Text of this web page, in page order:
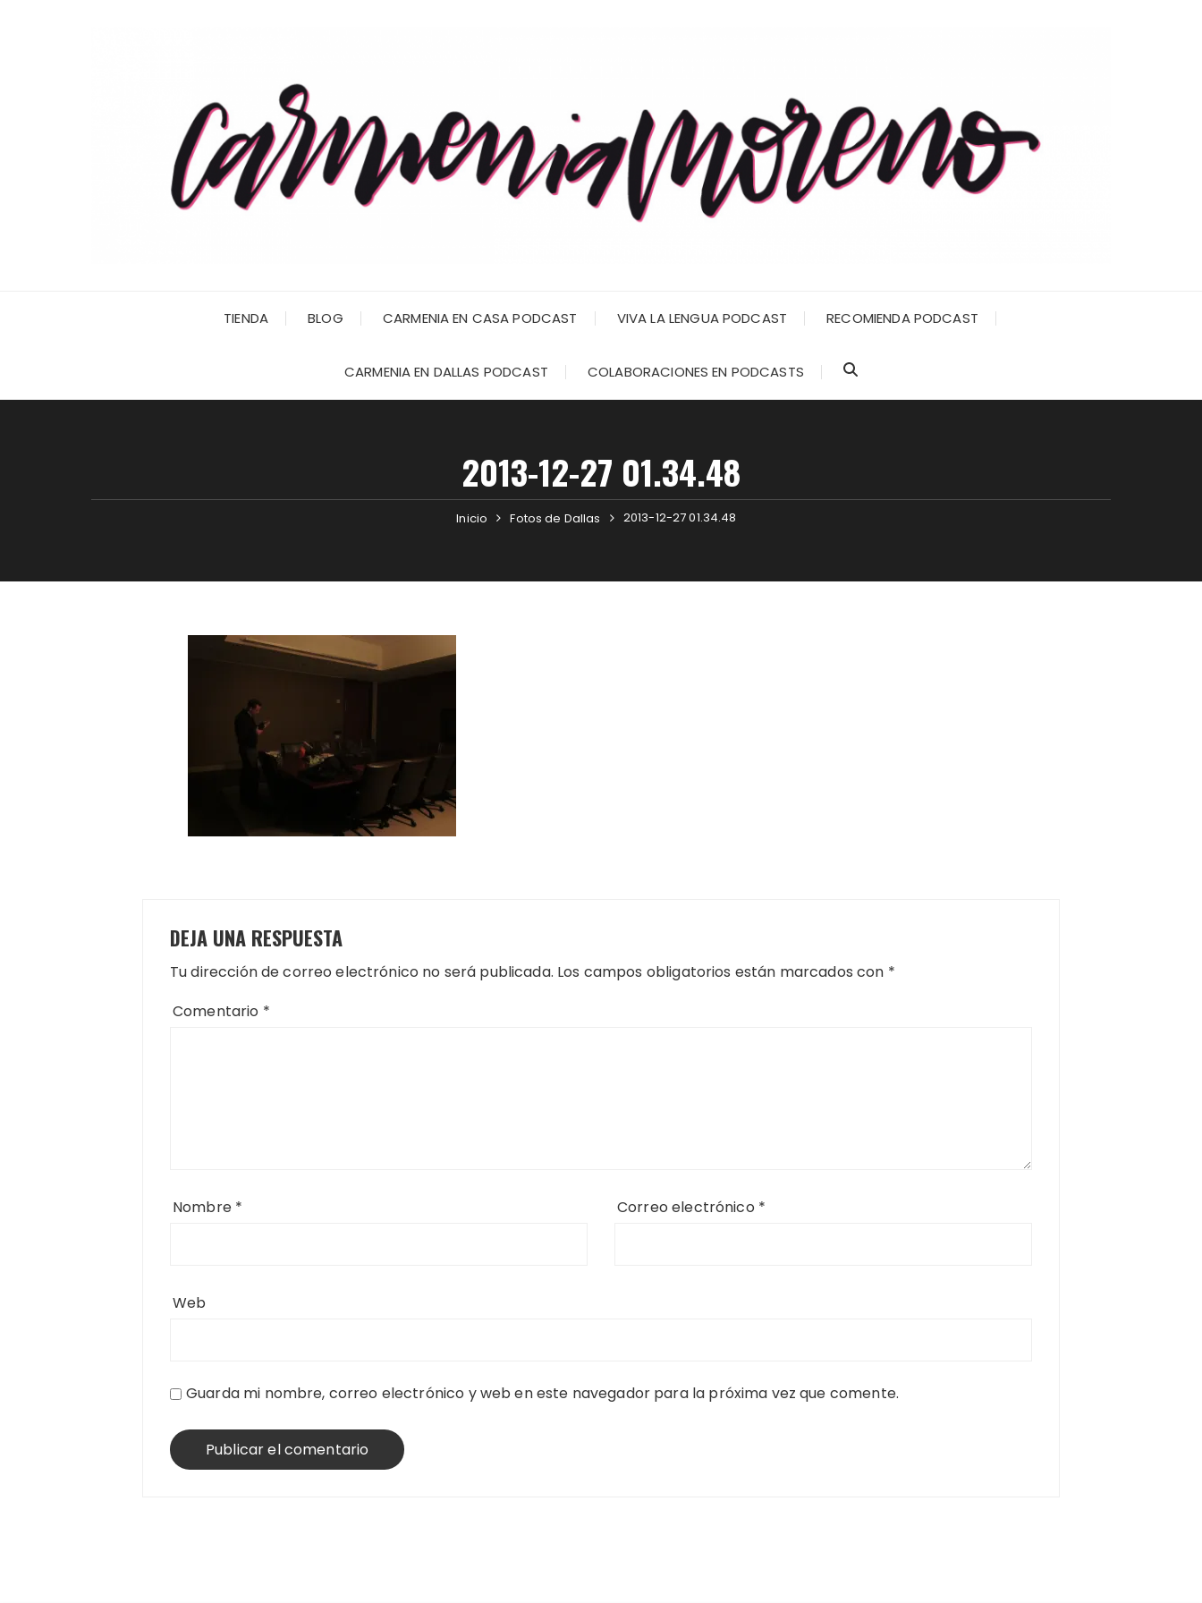
TIENDA BLOG CARMENIA EN CASA PODCAST VIVA LA LENGUA PODCAST RECOMIENDA PODCAST
CARMENIA EN DALLAS PODCAST COLABORACIONES EN PODCASTS
2013-12-27 01.34.48
Inicio Fotos de Dallas 2013-12-27 01.34.48
DEJA UNA RESPUESTA
Tu dirección de correo electrónico no será publicada. Los campos obligatorios están marcados con *
Comentario *
Nombre * Correo electrónico *
Web
Guarda mi nombre, correo electrónico y web en este navegador para la próxima vez que comente.